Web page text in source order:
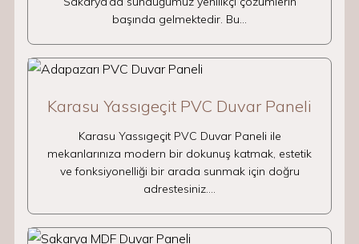
başında gelmektedir. Bu…
Karasu Yassıgeçit PVC Duvar Paneli
Karasu Yassıgeçit PVC Duvar Paneli ile
mekanlarınıza modern bir dokunuş katmak, estetik
ve fonksiyonelliği bir arada sunmak için doğru
adrestesiniz.…